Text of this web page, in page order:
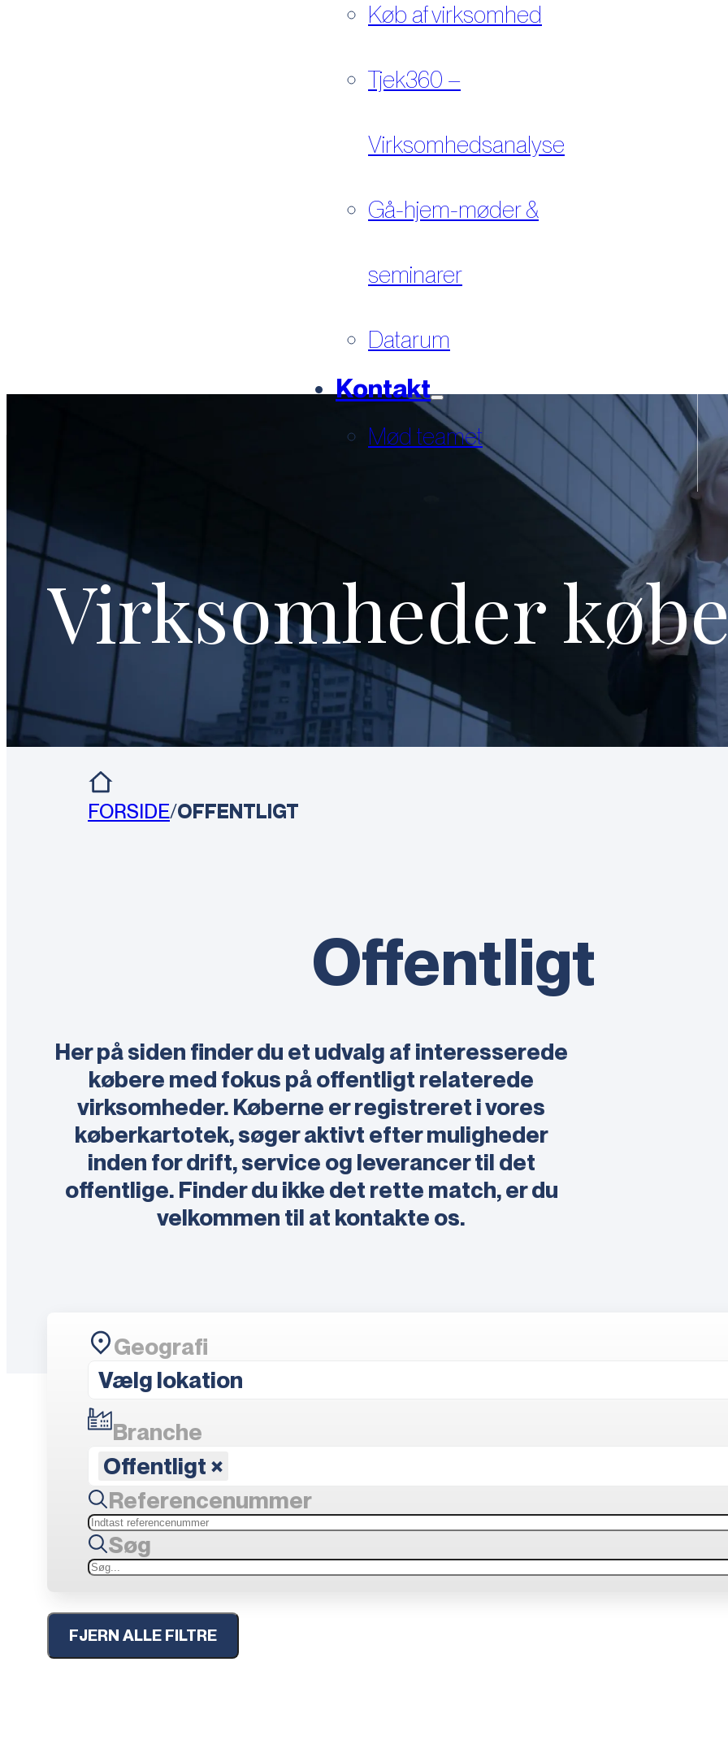
Køb af virksomhed
Tjek360 –
Virksomhedsanalyse
Gå-hjem-møder &
seminarer
Datarum
Kontakt
Mød teamet
Virksomheder
FORSIDE/OFFENTLIGT
Offentligt
Her på siden finder du et udvalg af interesserede
købere med fokus på offentligt relaterede
virksomheder. Køberne er registreret i vores
køberkartotek, søger aktivt efter muligheder
inden for drift, service og leverancer til det
offentlige. Finder du ikke det rette match, er du
velkommen til at kontakte os.
Geografi
Vælg lokation
Branche
Offentligt ×
Referencenummer
Søg
FJERN ALLE FILTRE